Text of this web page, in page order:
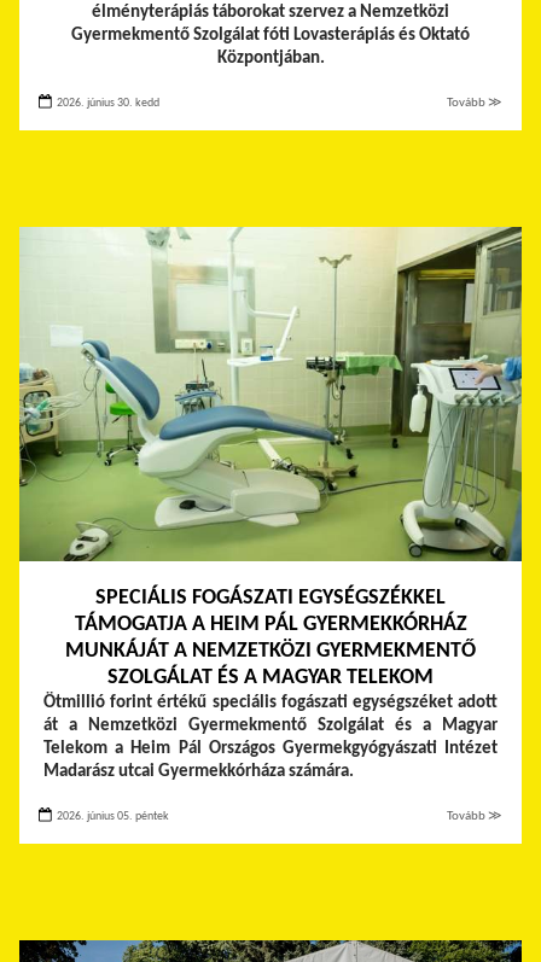
élményterápiás táborokat szervez a Nemzetközi
Gyermekmentő Szolgálat fóti Lovasterápiás és Oktató
Központjában.
2026. június 30. kedd Tovább ≫
SPECIÁLIS FOGÁSZATI EGYSÉGSZÉKKEL
TÁMOGATJA A HEIM PÁL GYERMEKKÓRHÁZ
MUNKÁJÁT A NEMZETKÖZI GYERMEKMENTŐ
SZOLGÁLAT ÉS A MAGYAR TELEKOM
Ötmillió forint értékű speciális fogászati egységszéket adott
át a Nemzetközi Gyermekmentő Szolgálat és a Magyar
Telekom a Heim Pál Országos Gyermekgyógyászati Intézet
Madarász utcai Gyermekkórháza számára.
2026. június 05. péntek Tovább ≫